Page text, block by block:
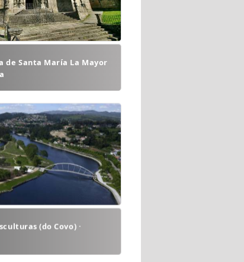
de Santa María La Mayor
(do Covo) ·